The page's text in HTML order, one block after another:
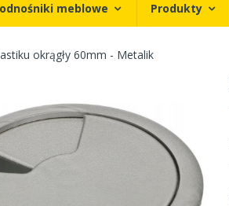
meblowe Produkty
okrągły 60mm - Metalik